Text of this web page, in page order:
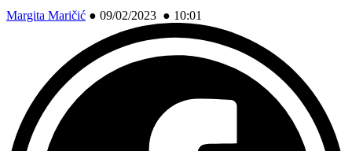
Margita Maričić ● 09/02/2023 ● 10:01